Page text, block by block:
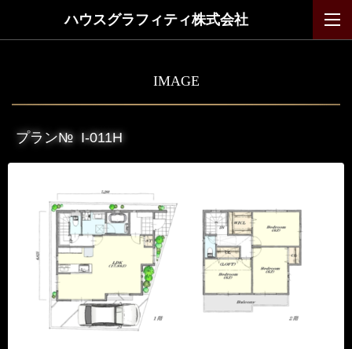
ハウスグラフィティ株式会社
IMAGE
プラン№ I-011H